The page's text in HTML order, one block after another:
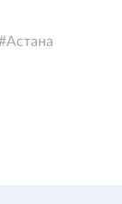
Астана